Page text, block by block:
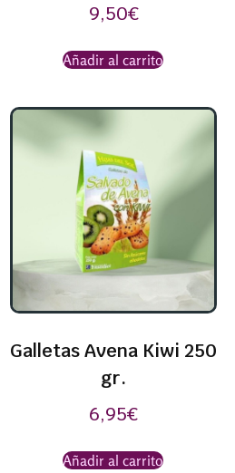
9,50€
Añadir al carrito
Galletas Avena Kiwi 250
gr.
6,95€
Añadir al carrito